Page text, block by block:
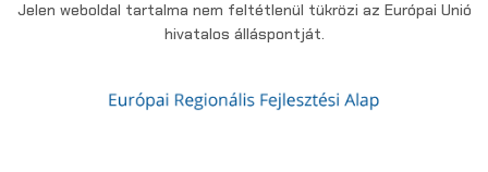
Jelen weboldal tartalma nem feltétlenül tükrözi az Európai Unió
hivatalos álláspontját.